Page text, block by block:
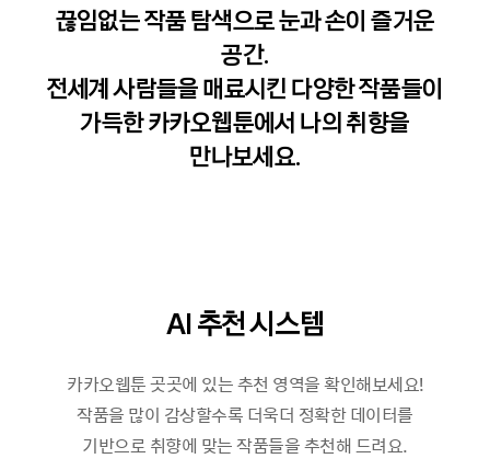
끊임없는 작품 탐색으로 눈과 손이 즐거운
공간.
전세계 사람들을 매료시킨 다양한 작품들이
가득한 카카오웹툰에서 나의 취향을
만나보세요.
AI 추천 시스템
카카오웹툰 곳곳에 있는 추천 영역을 확인해보세요!
작품을 많이 감상할수록 더욱더 정확한 데이터를
기반으로 취향에 맞는 작품들을 추천해 드려요.